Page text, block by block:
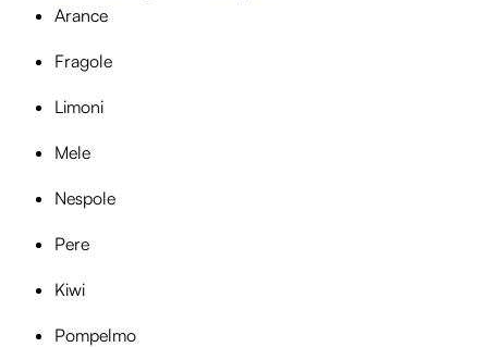
Arance
Fragole
Limoni
Mele
Nespole
Pere
Kiwi
Pompelmo